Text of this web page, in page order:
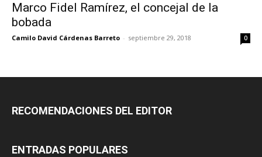
Marco Fidel Ramírez, el concejal de la
bobada
Camilo David Cárdenas Barreto - septiembre 29, 2018 0
RECOMENDACIONES DEL EDITOR
ENTRADAS POPULARES